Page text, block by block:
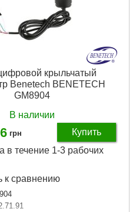
крыльчатый
Benetech BENETECH
GM8904
В наличии
грн
Купить
в течение 1-3 рабочих
к сравнению